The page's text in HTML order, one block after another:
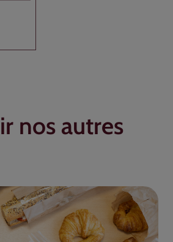
nos autres